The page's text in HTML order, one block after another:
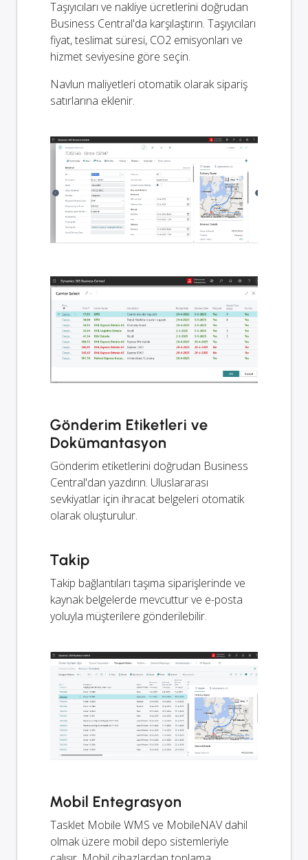
Taşıyıcıları ve nakliye ücretlerini doğrudan
Business Central'da karşılaştırın. Taşıyıcıları
fiyat, teslimat süresi, CO2 emisyonları ve
hizmet seviyesine göre seçin.
Navlun maliyetleri otomatik olarak sipariş
satırlarına eklenir.
Gönderim Etiketleri ve
Dokümantasyon
Gönderim etiketlerini doğrudan Business
Central'dan yazdırın. Uluslararası
sevkiyatlar için ihracat belgeleri otomatik
olarak oluşturulur.
Takip
Takip bağlantıları taşıma siparişlerinde ve
kaynak belgelerde mevcuttur ve e-posta
yoluyla müşterilere gönderilebilir.
Mobil Entegrasyon
Tasklet Mobile WMS ve MobileNAV dahil
olmak üzere mobil depo sistemleriyle